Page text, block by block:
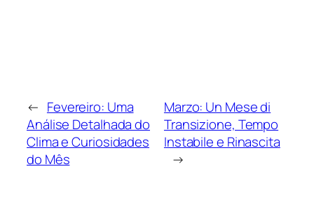
← Fevereiro: Uma
Análise Detalhada do
Clima e Curiosidades
do Mês
Marzo: Un Mese di
Transizione, Tempo
Instabile e Rinascita
→